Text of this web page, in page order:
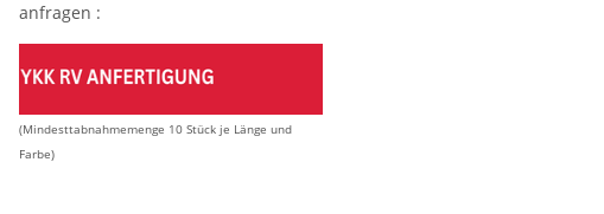
anfragen :
(Mindesttabnahmemenge 10 Stück je Länge und
Farbe)